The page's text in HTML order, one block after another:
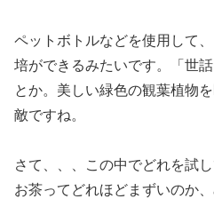
ペットボトルなどを使用して
培ができるみたいです。「世
とか。美しい緑色の観葉植物
敵ですね。
さて、、、この中でどれを試
お茶ってどれほどまずいのか